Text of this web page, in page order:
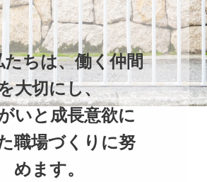
たちは、働く仲間
大切にし、
いと成長意欲に
職場づくりに努
めます。